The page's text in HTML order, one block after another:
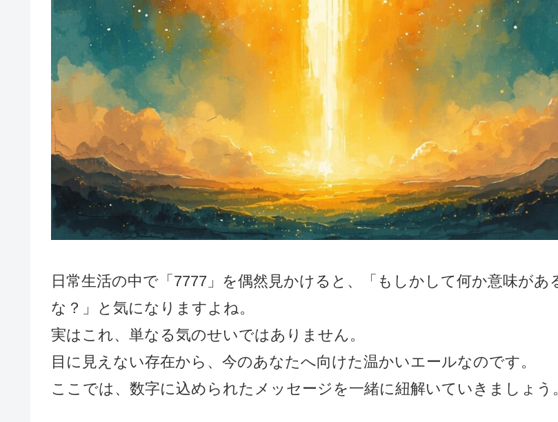
日常生活の中で「7777」を偶然見かけると、「もしかして何か意味があ
な？」と気になりますよね。
実はこれ、単なる気のせいではありません。
目に見えない存在から、今のあなたへ向けた温かいエールなのです。
ここでは、数字に込められたメッセージを一緒に紐解いていきましょう